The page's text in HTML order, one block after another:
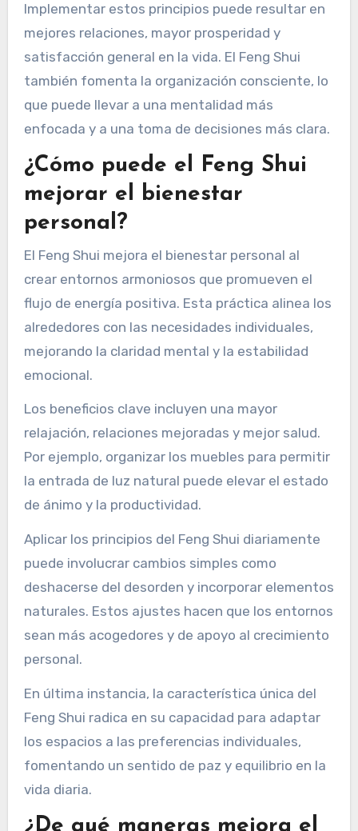
Implementar estos principios puede resultar en
mejores relaciones, mayor prosperidad y
satisfacción general en la vida. El Feng Shui
también fomenta la organización consciente, lo
que puede llevar a una mentalidad más
enfocada y a una toma de decisiones más clara.
¿Cómo puede el Feng Shui
mejorar el bienestar
personal?
El Feng Shui mejora el bienestar personal al
crear entornos armoniosos que promueven el
flujo de energía positiva. Esta práctica alinea los
alrededores con las necesidades individuales,
mejorando la claridad mental y la estabilidad
emocional.
Los beneficios clave incluyen una mayor
relajación, relaciones mejoradas y mejor salud.
Por ejemplo, organizar los muebles para permitir
la entrada de luz natural puede elevar el estado
de ánimo y la productividad.
Aplicar los principios del Feng Shui diariamente
puede involucrar cambios simples como
deshacerse del desorden y incorporar elementos
naturales. Estos ajustes hacen que los entornos
sean más acogedores y de apoyo al crecimiento
personal.
En última instancia, la característica única del
Feng Shui radica en su capacidad para adaptar
los espacios a las preferencias individuales,
fomentando un sentido de paz y equilibrio en la
vida diaria.
¿De qué maneras mejora el